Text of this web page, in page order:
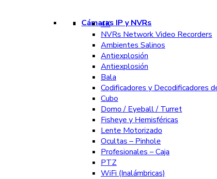
Cámaras IP y NVRs
4K
NVRs Network Video Recorders
Ambientes Salinos
Antiexplosión
Antiexplosión
Bala
Codificadores y Decodificadores
Cubo
Domo / Eyeball / Turret
Fisheye y Hemisféricas
Lente Motorizado
Ocultas – Pinhole
Profesionales – Caja
PTZ
WiFi (Inalámbricas)